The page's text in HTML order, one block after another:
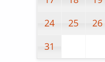
24
25 26
31